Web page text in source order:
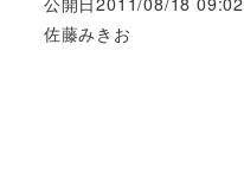
著
佐藤みきお